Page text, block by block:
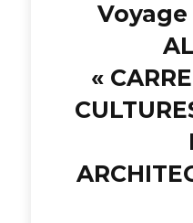
Voyage
«